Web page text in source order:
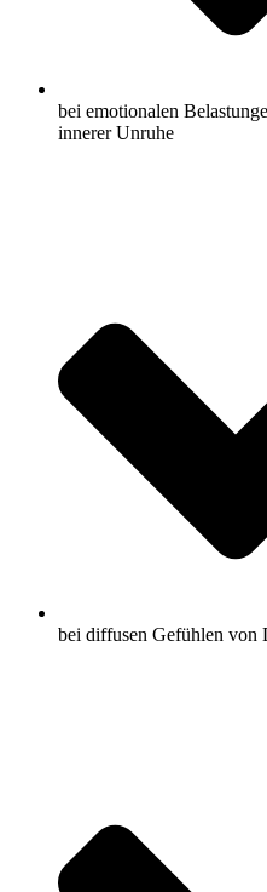
bei emotionalen
innerer Unruhe
bei diffusen Gefühlen von